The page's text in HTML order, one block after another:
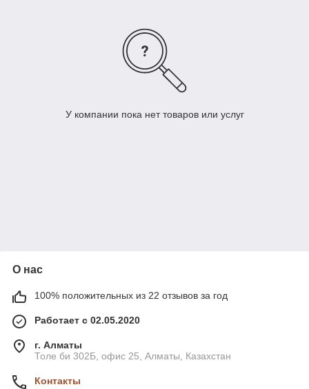
У компании пока нет товаров или услуг
О нас
100% положительных из 22 отзывов за год
Работает с 02.05.2020
г. Алматы
Толе би 302Б, офис 25, Алматы, Казахстан
Контакты